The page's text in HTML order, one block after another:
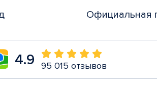
Официальная
4.9 95 015 отзывов